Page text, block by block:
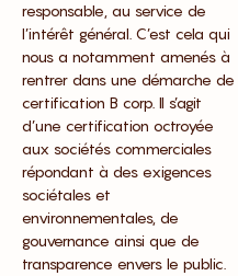
responsable, au service de
l’intérêt général. C’est cela qui
nous a notamment amenés à
rentrer dans une démarche de
certification B corp. Il s’agit
d’une certification octroyée
aux sociétés commerciales
répondant à des exigences
sociétales et
environnementales, de
gouvernance ainsi que de
transparence envers le public.